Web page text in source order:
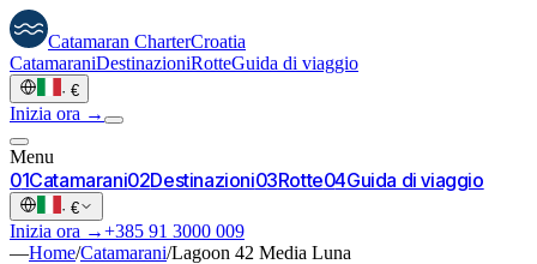
Catamaran CharterCroatia
CatamaraniDestinazioniRotteGuida di viaggio
· €
Inizia ora →
Menu
01Catamarani02Destinazioni03Rotte04Guida di viaggio
· €
Inizia ora →+385 91 3000 009
—Home/Catamarani/Lagoon 42 Media Luna